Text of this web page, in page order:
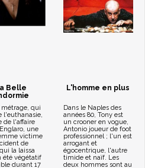
Belle
métrage, qui
l'euthanasie,
de l'affaire
une
victime
de
la laissa
été végétatif
durant 17
L'homme en plus
Dans le Naples des
années 80, Tony est
un crooner en vogue,
Antonio joueur de foot
professionnel ; l'un est
arrogant et
égocentrique, l'autre
timide et naïf. Les
deux hommes sont au